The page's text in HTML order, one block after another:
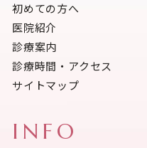
初めての方へ
医院紹介
診療案内
診療時間・アクセス
サイトマップ
INFO